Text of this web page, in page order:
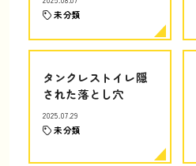
未分類
タンクレストイレ隠
された落とし穴
2025.07.29
未分類